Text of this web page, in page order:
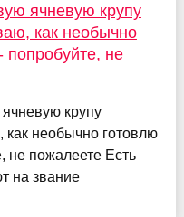
ячневую крупу
как необычно
попробуйте, не
крупу
необычно готовлю
не пожалеете Есть
на звание